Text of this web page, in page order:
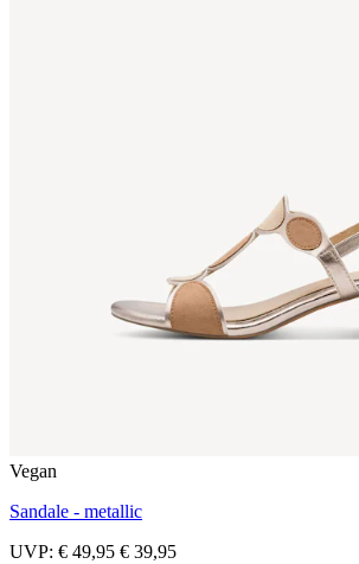
Vegan
Sandale - metallic
UVP: € 49,95 € 39,95